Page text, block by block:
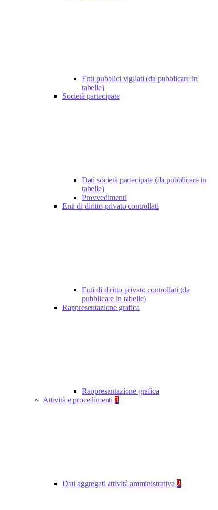
Enti pubblici vigilati (da pubblicare in
tabelle)
Società partecipate
Dati società partecipate (da pubblicare in
tabelle)
Provvedimenti
Enti di diritto privato controllati
Enti di diritto privato controllati (da
pubblicare in tabelle)
Rappresentazione grafica
Rappresentazione grafica
Attività e procedimenti 3
Dati aggregati attività amministrativa 2